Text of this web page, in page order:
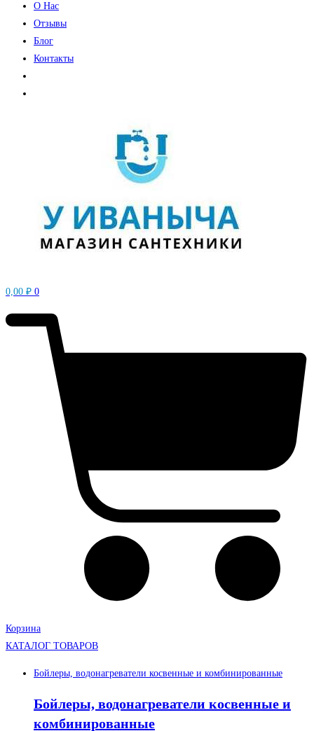
О Нас
Отзывы
Блог
Контакты
0,00 ₽ 0
Корзина
КАТАЛОГ ТОВАРОВ
Бойлеры, водонагреватели косвенные и комбинированные
Бойлеры, водонагреватели косвенные и
комбинированные